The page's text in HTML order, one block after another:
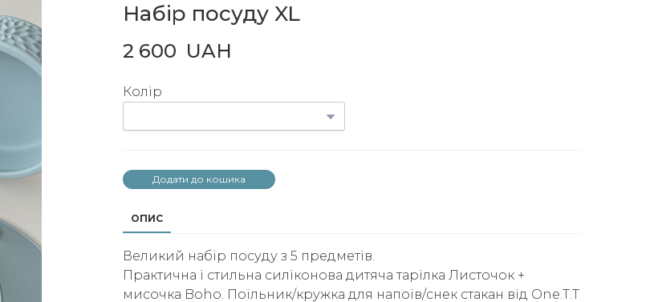
Набір посуду XL
2 600  UAH
Колір
Додати до кошика
ОПИС
Великий набір посуду з 5 предметів.
Практична і стильна силіконова дитяча тарілка Листочок +
мисочка Boho. Поїльник/кружка для напоїв/снек стакан від One.T.T